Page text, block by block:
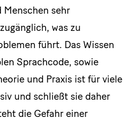
Menschen sehr
was zu
führt. Das Wissen
Sprachcode, sowie
und Praxis ist für viele
und schließt sie daher
die Gefahr einer